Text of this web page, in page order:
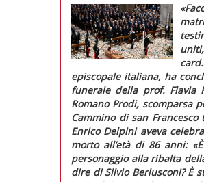
episcopale italiana, ha
funerale della prof. Flavia
Romano Prodi, scomparsa
Cammino di san
Enrico Delpini aveva
morto all’età di 86 anni:
personaggio alla ribalta
dire di Silvio Berlusconi? È